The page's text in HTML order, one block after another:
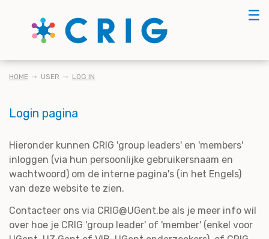
☰
KRUIMELPAD
HOME USER LOG IN
Login pagina
Hieronder kunnen CRIG 'group leaders' en 'members'
inloggen (via hun persoonlijke gebruikersnaam en
wachtwoord) om de interne pagina's (in het Engels)
van deze website te zien.
Contacteer ons via CRIG@UGent.be als je meer info wil
over hoe je CRIG 'group leader' of 'member' (enkel voor